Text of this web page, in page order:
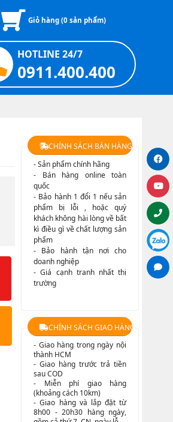
Giỏ hàng (0 sản phẩm)
HOTLINE 24/7
0911.400.400
CHÍNH SÁCH BÁN HÀNG
- Sản phẩm chính hãng
- Bán hàng online toàn
quốc
- Bảo hành 1 đổi 1 nếu sản
phẩm bị lỗi , hoặc quý
khách không hài lòng về bất
kì điều gì về chất lượng sản
phẩm
- Bảo hành tận nơi cho
doanh nghiệp
- Giá cạnh tranh nhất thị
trường
CHÍNH SÁCH GIAO HÀNG
- Giao hàng trong ngày nội
thành HCM
- Giao hàng trước trả tiền
sau COD
- Miễn phí giao hàng
(khoảng cách 10km)
- Giao hàng và lắp đặt từ
8h00 - 20h30 hàng ngày,